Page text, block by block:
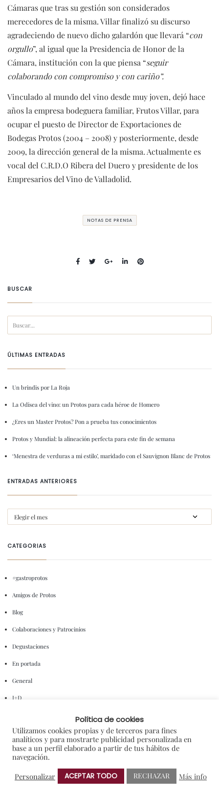
Cámaras que tras su gestión son considerados
merecedores de la misma. Villar finalizó su discurso
agradeciendo de nuevo dicho galardón que llevará “con
orgullo”, al igual que la Presidencia de Honor de la
Cámara, institución con la que piensa “seguir
colaborando con compromiso y con cariño”.
Vinculado al mundo del vino desde muy joven, dejó hace
años la empresa bodeguera familiar, Frutos Villar, para
ocupar el puesto de Director de Exportaciones de
Bodegas Protos (2004 – 2008) y posteriormente, desde
2009, la dirección general de la misma. Actualmente es
vocal del C.R.D.O Ribera del Duero y presidente de los
Empresarios del Vino de Valladolid.
NOTAS DE PRENSA
BUSCAR
ÚLTIMAS ENTRADAS
Un brindis por La Roja
La Odisea del vino: un Protos para cada héroe de Homero
¿Eres un Master Protos? Pon a prueba tus conocimientos
Protos y Mundial: la alineación perfecta para este fin de semana
‘Menestra de verduras a mi estilo’, maridado con el Sauvignon Blanc de Protos
ENTRADAS ANTERIORES
CATEGORIAS
#gastroprotos
Amigos de Protos
Blog
Colaboraciones y Patrocinios
Degustaciones
En portada
General
I+D
Premios
Sorteos
NUBE DE ETIQUETAS
Política de cookies
Utilizamos cookies propias y de terceros para fines
analíticos y para mostrarte publicidad personalizada en
base a un perfil elaborado a partir de tus hábitos de
navegación.
Personalizar
ACEPTAR TODO RECHAZAR Más info